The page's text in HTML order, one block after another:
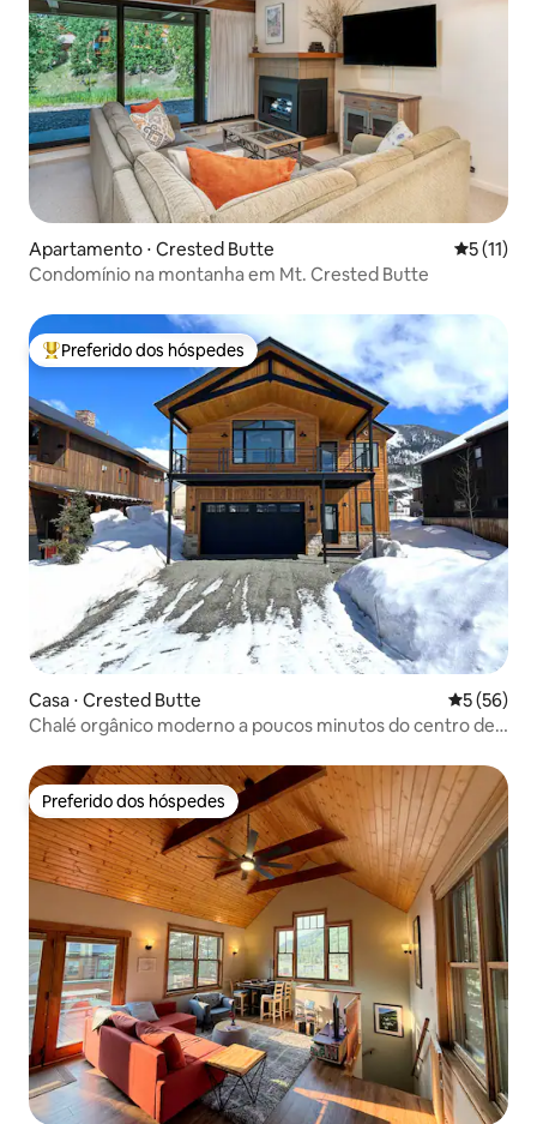
Apartamento ⋅ Crested Butte 5 de uma
5 (11)
Condomínio na montanha em Mt. Crested Butte
Entre os melhores preferidos dos hóspedes
Preferido dos hóspedes
Casa ⋅ Crested Butte 5 de uma
5 (56)
Chalé orgânico moderno a poucos minutos do centro de
Preferido dos hóspedes
Preferido dos hóspedes